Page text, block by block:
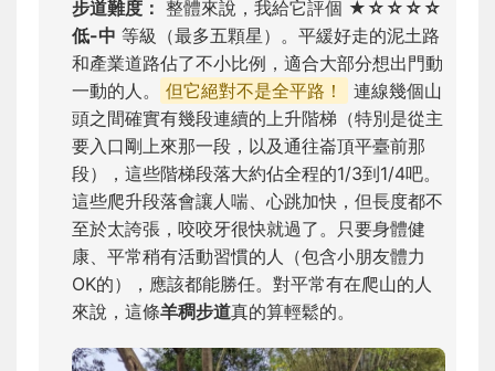
步道難度： 整體來說，我給它評個 ★☆☆☆☆
低-中 等級（最多五顆星）。平緩好走的泥土路
和產業道路佔了不小比例，適合大部分想出門動
一動的人。
但它絕對不是全平路！
連線幾個山
頭之間確實有幾段連續的上升階梯（特別是從主
要入口剛上來那一段，以及通往崙頂平臺前那
段），這些階梯段落大約佔全程的1/3到1/4吧。
這些爬升段落會讓人喘、心跳加快，但長度都不
至於太誇張，咬咬牙很快就過了。只要身體健
康、平常稍有活動習慣的人（包含小朋友體力
OK的），應該都能勝任。對平常有在爬山的人
來說，這條羊稠步道真的算輕鬆的。